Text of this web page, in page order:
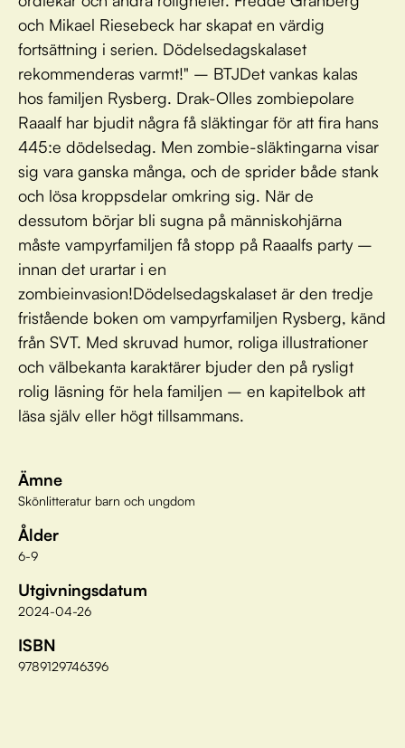
och Mikael Riesebeck har skapat en värdig
fortsättning i serien. Dödelsedagskalaset
rekommenderas varmt!" – BTJDet vankas kalas
hos familjen Rysberg. Drak-Olles zombiepolare
Raaalf har bjudit några få släktingar för att fira hans
445:e dödelsedag. Men zombie-släktingarna visar
sig vara ganska många, och de sprider både stank
och lösa kroppsdelar omkring sig. När de
dessutom börjar bli sugna på människohjärna
måste vampyrfamiljen få stopp på Raaalfs party –
innan det urartar i en
zombieinvasion!Dödelsedagskalaset är den tredje
fristående boken om vampyrfamiljen Rysberg, känd
från SVT. Med skruvad humor, roliga illustrationer
och välbekanta karaktärer bjuder den på rysligt
rolig läsning för hela familjen – en kapitelbok att
läsa själv eller högt tillsammans.
Ämne
Skönlitteratur barn och ungdom
Ålder
6-9
Utgivningsdatum
2024-04-26
ISBN
9789129746396